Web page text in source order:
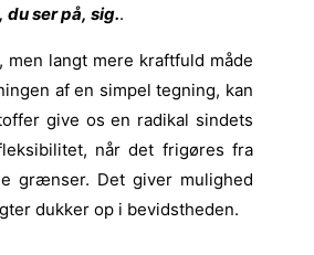
ser på, sig..
men langt mere kraftfuld måde
af en simpel tegning, kan
give os en radikal sindets
når det frigøres fra
grænser. Det giver mulighed
dukker op i bevidstheden.